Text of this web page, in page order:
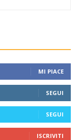
MI PIACE
SEGUI
SEGUI
ISCRIVITI